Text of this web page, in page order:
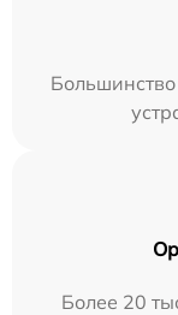
Более 20